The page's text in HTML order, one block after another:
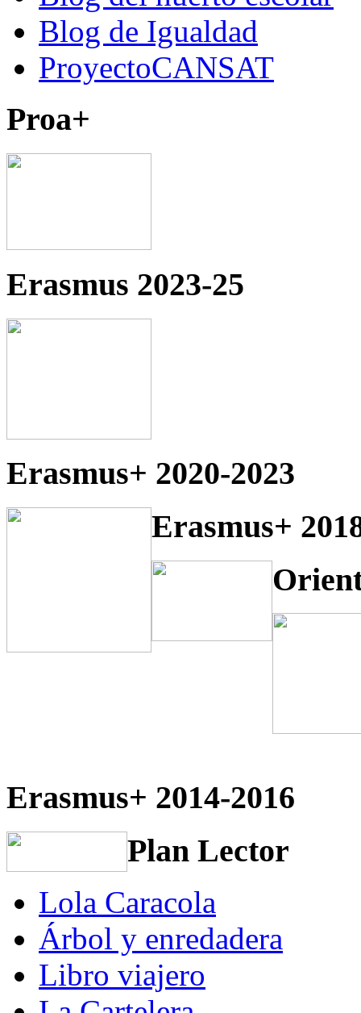
Blog de Igualdad
ProyectoCANSAT
Proa+
Erasmus 2023-25
Erasmus+ 2020-2023
Erasmus+
Erasmus+ 2014-2016
Plan Lector
Lola Caracola
Árbol y enredadera
Libro viajero